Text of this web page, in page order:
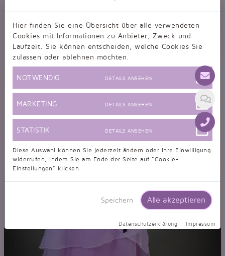
Hier finden Sie eine Übersicht über alle verwendeten
Cookies mit Informationen zu Anbieter, Zweck und
Laufzeit. Sie können entscheiden, welche Cookies Sie
zulassen oder ablehnen möchten.
NOTWENDIG DETAILS ANSEHEN
MARKETING DETAILS ANSEHEN
STATISTIK DETAILS ANSEHEN
Diese Auswahl können Sie jederzeit ändern oder Ihre Einwilligung
widerrufen, indem Sie am Ende der Seite auf "Cookie-
Einstellungen" klicken.
Speichern Alle akzeptieren
Datenschutzerklärung Impressum